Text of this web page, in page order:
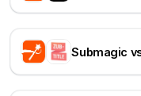
Submagic